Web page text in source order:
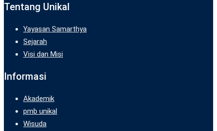
Tentang Unikal
Yayasan Samarthya
Sejarah
Visi dan Misi
Informasi
Akademik
pmb unikal
Wisuda